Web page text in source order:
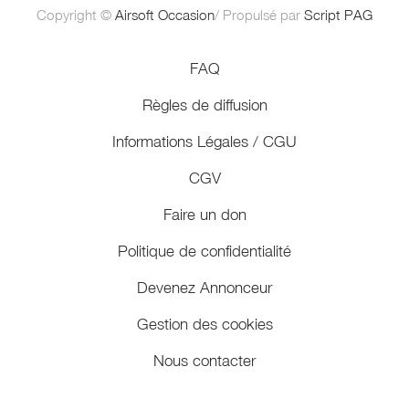
Copyright © Airsoft Occasion/ Propulsé par Script PAG
FAQ
Règles de diffusion
Informations Légales / CGU
CGV
Faire un don
Politique de confidentialité
Devenez Annonceur
Gestion des cookies
Nous contacter